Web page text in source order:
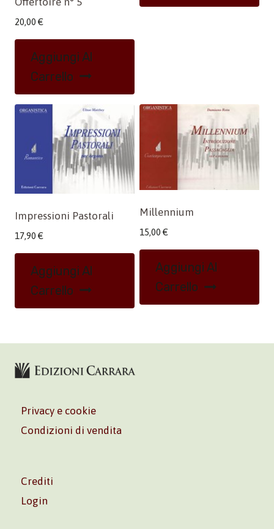
20,00 €
Aggiungi Al
Carrello
Impressioni Pastorali
17,90 €
Aggiungi Al
Carrello
Millennium
15,00 €
Aggiungi Al
Carrello
Privacy e cookie
Condizioni di vendita
Crediti
Login